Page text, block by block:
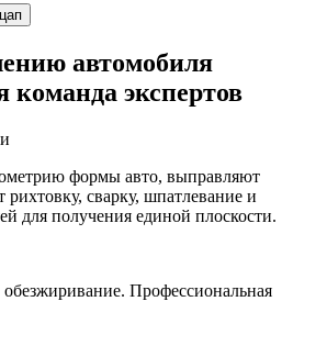
автомобиля
команда экспертов
формы авто, выправляют
сварку, шпатлевание и
для получения единой плоскости.
обезжиривание. Профессиональная